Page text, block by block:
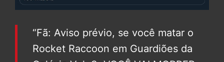
“Fã: Aviso prévio, se você matar o
Rocket Raccoon em Guardiões da